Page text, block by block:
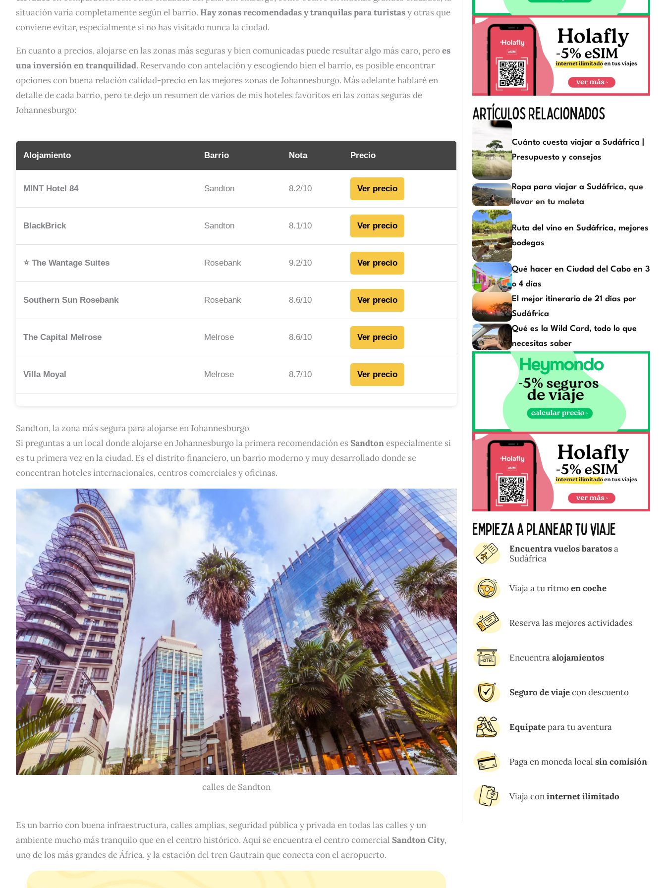
situación varía completamente según el barrio. Hay zonas recomendadas y tranquilas para turistasy otras que
conviene evitar, especialmente si no has visitado nunca la ciudad.
En cuanto a precios, alojarse en las zonas más seguras y bien comunicadas puede resultar algo más caro, peroes
una inversión en tranquilidad. Reservando con antelación y escogiendo bien el barrio, es posible encontrar
opciones con buena relación calidad-precio en las mejores zonas de Johannesburgo. Más adelante hablaré en
detalle de cada barrio, pero te dejo un resumen de varios de mis hoteles favoritos en las zonas seguras de
Johannesburgo:
Alojamiento Barrio Nota Precio
MINT Hotel 84 Sandton 8.2/10 Ver precio
BlackBrick Sandton 8.1/10 Ver precio
⭐ The Wantage Suites Rosebank 9.2/10 Ver precio
Southern Sun Rosebank Rosebank 8.6/10 Ver precio
The Capital Melrose Melrose 8.6/10 Ver precio
Villa Moyal Melrose 8.7/10 Ver precio
Sandton, la zona más segura para alojarse en Johannesburgo
Si preguntas a un local donde alojarse en Johannesburgo la primera recomendación es Sandtonespecialmente si
es tu primera vez en la ciudad. Es el distrito financiero, un barrio moderno y muy desarrollado donde se
concentran hoteles internacionales, centros comerciales y oficinas.
calles de Sandton
Es un barrio con buena infraestructura, calles amplias, seguridad pública y privada en todas las calles y un
ambiente mucho más tranquilo que en el centro histórico. Aquí se encuentra el centro comercial Sandton City,
uno de los más grandes de África, y la estación del tren Gautrain que conecta con el aeropuerto.
Artículos relacionados
Cuánto cuesta viajar a Sudáfrica |
Presupuesto y consejos
Ropa para viajar a Sudáfrica, que
llevar en tu maleta
Ruta del vino en Sudáfrica, mejores
bodegas
Qué hacer en Ciudad del Cabo en 3
o 4 días
El mejor itinerario de 21 días por
Sudáfrica
Qué es la Wild Card, todo lo que
necesitas saber
Empieza a planear tu viaje
Encuentra vuelos baratosa
Sudáfrica
Viaja a tu ritmoen coche
Reserva las mejores actividades
Encuentraalojamientos
Seguro de viajecon descuento
Equípatepara tu aventura
Paga en moneda local sin comisión
Viaja coninternet ilimitado